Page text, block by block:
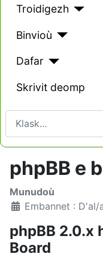
Troidigezh
Binvioù
Dafar
Skrivit deomp
Type 2 or more
phpBB e
Munudoù
Embannet : D'al/
phpBB 2.0.x
Board